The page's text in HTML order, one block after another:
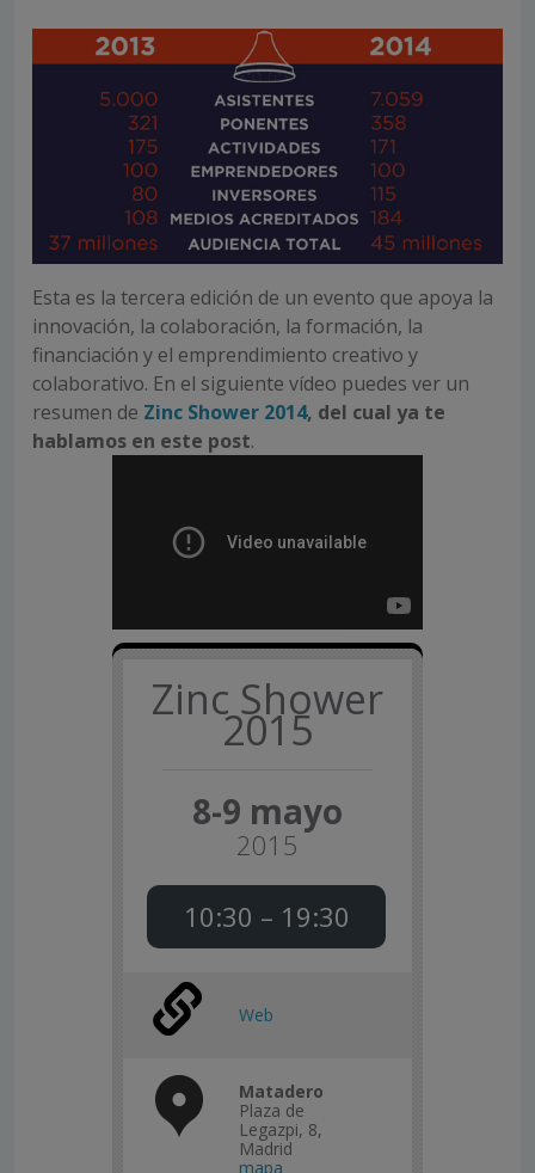
Esta es la tercera edición de un evento que apoya la
innovación, la colaboración, la formación, la
financiación y el emprendimiento creativo y
colaborativo. En el siguiente vídeo puedes ver un
resumen de Zinc Shower 2014, del cual ya te
hablamos en este post.
Zinc Shower
2015
8-9 mayo
2015
10:30 – 19:30
Web
Matadero
Plaza de
Legazpi, 8,
Madrid
mapa